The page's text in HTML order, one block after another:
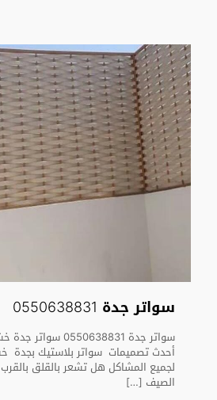
سواتر جدة 0550638831
سواتر جدة
أحدث تصميمات سواتر بلاستيك بجدة
لجميع المشاكل هل تشعر بالقلق
الصيف […]